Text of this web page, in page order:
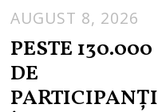
AUGUST 8, 2026
PESTE 130.000
DE
PARTICIPANȚI